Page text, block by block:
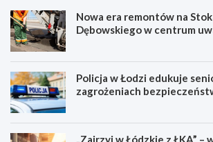
Nowa era remontów na
Dębowskiego w centrum
Policja w Łodzi edukuje
zagrożeniach
„Zajrzyj w Łódzkie z ŁKA” –